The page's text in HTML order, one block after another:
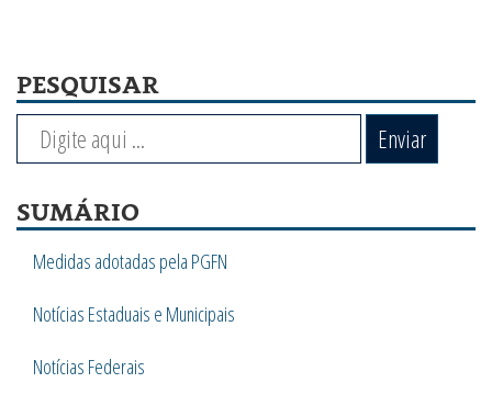
PESQUISAR
Enviar
SUMÁRIO
Medidas adotadas pela PGFN
Notícias Estaduais e Municipais
Notícias Federais